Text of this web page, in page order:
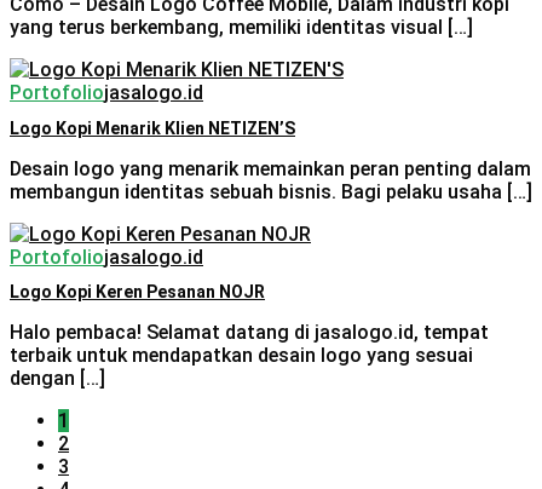
yang terus berkembang, memiliki identitas visual […]
Portofoliojasalogo.id
Logo Kopi Menarik Klien NETIZEN’S
Desain logo yang menarik memainkan peran penting dalam
membangun identitas sebuah bisnis. Bagi pelaku usaha […]
Portofoliojasalogo.id
Logo Kopi Keren Pesanan NOJR
Halo pembaca! Selamat datang di jasalogo.id, tempat
terbaik untuk mendapatkan desain logo yang sesuai
dengan […]
1
2
3